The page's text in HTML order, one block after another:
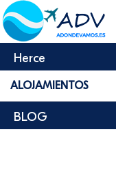
Herce
ALOJAMIENTOS
BLOG